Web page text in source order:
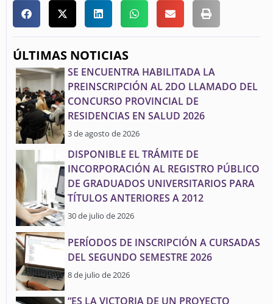
ÚLTIMAS NOTICIAS
SE ENCUENTRA HABILITADA LA
PREINSCRIPCIÓN AL 2DO LLAMADO DEL
CONCURSO PROVINCIAL DE
RESIDENCIAS EN SALUD 2026
3 de agosto de 2026
DISPONIBLE EL TRÁMITE DE
INCORPORACIÓN AL REGISTRO PÚBLICO
DE GRADUADOS UNIVERSITARIOS PARA
TÍTULOS ANTERIORES A 2012
30 de julio de 2026
PERÍODOS DE INSCRIPCIÓN A CURSADAS
DEL SEGUNDO SEMESTRE 2026
8 de julio de 2026
“ES LA VICTORIA DE UN PROYECTO